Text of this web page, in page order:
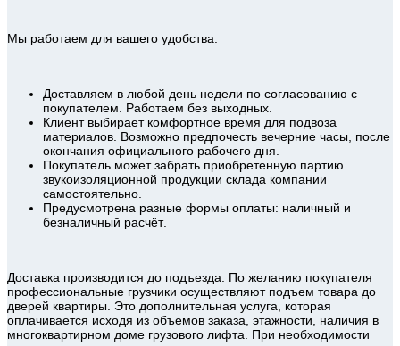
Мы работаем для вашего удобства:
Доставляем в любой день недели по согласованию с
покупателем. Работаем без выходных.
Клиент выбирает комфортное время для подвоза
материалов. Возможно предпочесть вечерние часы, после
окончания официального рабочего дня.
Покупатель может забрать приобретенную партию
звукоизоляционной продукции склада компании
самостоятельно.
Предусмотрена разные формы оплаты: наличный и
безналичный расчёт.
Доставка производится до подъезда. По желанию покупателя
профессиональные грузчики осуществляют подъем товара до
дверей квартиры. Это дополнительная услуга, которая
оплачивается исходя из объемов заказа, этажности, наличия в
многоквартирном доме грузового лифта. При необходимости